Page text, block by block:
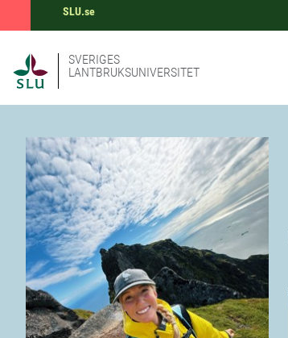
SLU.se
SVERIGES
LANTBRUKSUNIVERSITET